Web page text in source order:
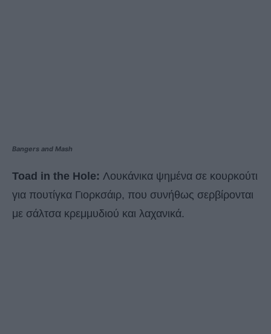
Bangers and Mash
Toad in the Hole: Λουκάνικα ψημένα σε κουρκούτι
για πουτίγκα Γιορκσάιρ, που συνήθως σερβίρονται
με σάλτσα κρεμμυδιού και λαχανικά.